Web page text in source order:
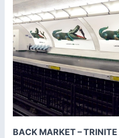
BACK MARKET –